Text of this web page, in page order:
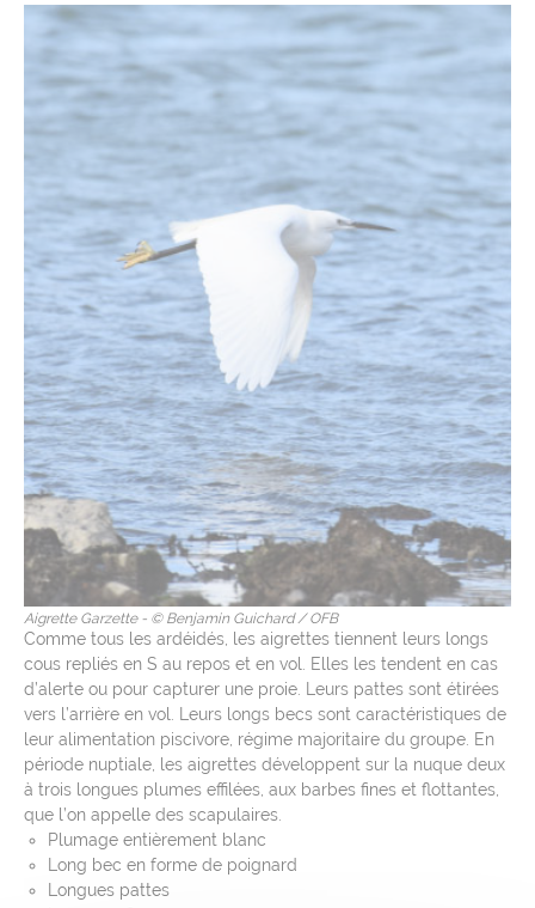
Aigrette Garzette - © Benjamin Guichard / OFB
Comme tous les ardéidés, les aigrettes tiennent leurs longs
cous repliés en S au repos et en vol. Elles les tendent en cas
d’alerte ou pour capturer une proie. Leurs pattes sont étirées
vers l’arrière en vol. Leurs longs becs sont caractéristiques de
leur alimentation piscivore, régime majoritaire du groupe. En
période nuptiale, les aigrettes développent sur la nuque deux
à trois longues plumes effilées, aux barbes fines et flottantes,
que l’on appelle des scapulaires.
Plumage entièrement blanc
Long bec en forme de poignard
Longues pattes